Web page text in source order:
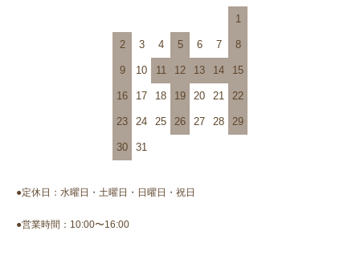
1
2 3 4 5 6 7 8
9 10 11 12 13 14 15
16 17 18 19 20 21 22
23 24 25 26 27 28 29
30 31
●定休日：水曜日・土曜日・日曜日・祝日
●営業時間：10:00〜16:00